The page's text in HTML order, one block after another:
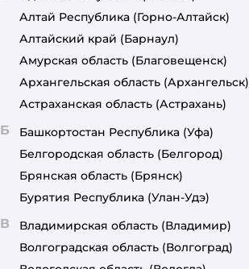
Алтай Республика (Горно-Алтайск)
Алтайский край (Барнаул)
Амурская область (Благовещенск)
Архангельская область (Архангельск)
Астраханская область (Астрахань)
Б Башкортостан Республика (Уфа)
Белгородская область (Белгород)
Брянская область (Брянск)
Бурятия Республика (Улан-Удэ)
В Владимирская область (Владимир)
Волгоградская область (Волгоград)